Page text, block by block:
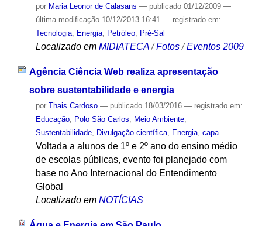
por Maria Leonor de Calasans — publicado01/12/2009 —
última modificação10/12/2013 16:41 — registrado em:
Tecnologia, Energia, Petróleo, Pré-Sal
Localizado em MIDIATECA /Fotos /Eventos 2009
Agência Ciência Web realiza apresentação
sobre sustentabilidade e energia
por Thais Cardoso — publicado18/03/2016 — registrado em:
Educação, Polo São Carlos Meio Ambiente,
Sustentabilidade, Divulgação científica, Energia, capa
Voltada a alunos de 1º e 2º ano do ensino médio
de escolas públicas, evento foi planejado com
base no Ano Internacional do Entendimento
Global
Localizado em NOTÍCIAS